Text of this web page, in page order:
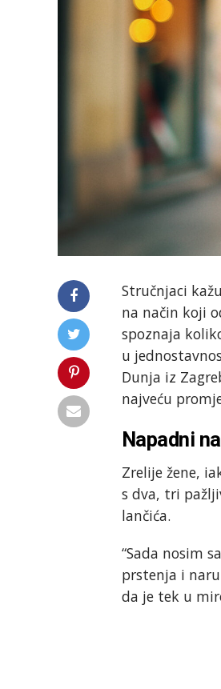
Stručnjaci
na način koji
spoznaja
u
Dunja iz
najveću
Napadni
Zrelije žene,
s dva, tri
lančića.
“Sada nosim
prstenja i
da je tek u